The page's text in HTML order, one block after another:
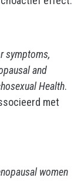
symptoms,
and
Health.
met
women